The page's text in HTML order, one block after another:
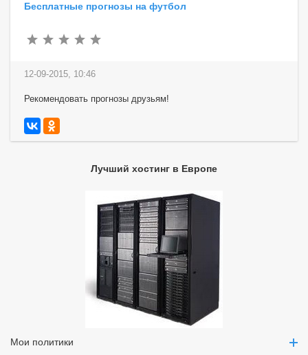
Бесплатные прогнозы на футбол
12-09-2015, 10:46
Рекомендовать прогнозы друзьям!
Лучший хостинг в Европе
Мои политики